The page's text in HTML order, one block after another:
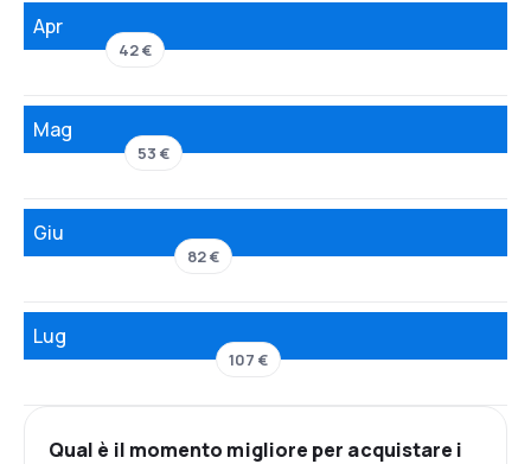
Apr
42 €
Mag
53 €
Giu
82 €
Lug
107 €
Qual è il momento migliore per acquistare i